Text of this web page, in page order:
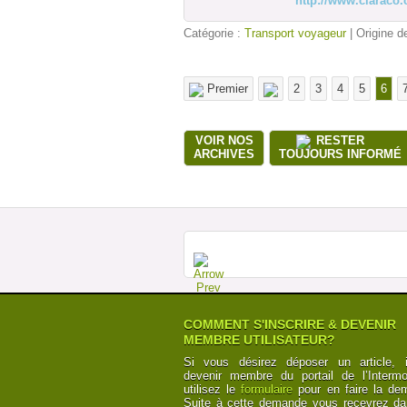
Catégorie : Transport voyageur| Origine
Premier 2 3 4 5 6
VOIR NOS
ARCHIVES
RESTER
TOUJOURS INFORMÉ
COMMENT S'INSCRIRE & DEVENIR
MEMBRE UTILISATEUR?
Si vous désirez déposer un article,
devenir membre du portail de
utilisez leformulaire pour en faire la
Suite à cette demande vous recevrez